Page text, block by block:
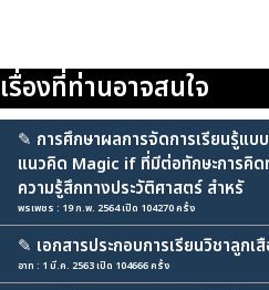
เรื่องที่ท่านอาจสนใจ
✎ การศึกษาผลการจัดการเรียนรู้แ
แนวคิด Magic if ที่มีต่อทักษะการคิด
ความรู้สึกทางประวัติศาสตร์ สำหรั
พรเพชร : 19 ก.พ. 2564 เปิด 104270 ครั้ง
✎ เอกสารประกอบการเรียนวิชาลูก
อาท : 1 มี.ค. 2563 เปิด 104666 ครั้ง